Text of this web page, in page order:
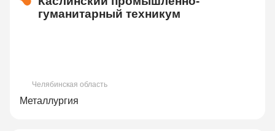
гуманитарный техникум
Челябинская область
Металлургия